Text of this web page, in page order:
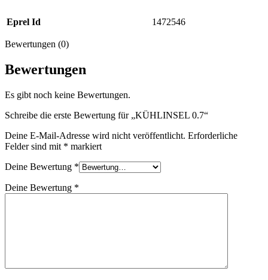
Eprel Id 1472546
Bewertungen (0)
Bewertungen
Es gibt noch keine Bewertungen.
Schreibe die erste Bewertung für „KÜHLINSEL 0.7“
Deine E-Mail-Adresse wird nicht veröffentlicht. Erforderliche
Felder sind mit * markiert
Deine Bewertung *
Deine Bewertung *